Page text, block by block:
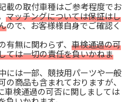
載の取付車種はご参考程度でお
マッチングについては保証はし
ので、お客様様自身でご確認く
有無に関わらず、 車検通過の可
ては一切の責任を負いかねま
には一部、競技用パーツや一般
の商品も含まれておりますが、
車検通過の可否に関しましては